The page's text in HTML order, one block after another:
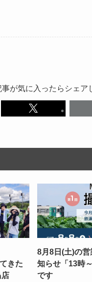
事が気に入ったらシェア
きた
店
8月8日(土)の
知らせ「13時
です